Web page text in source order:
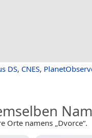
DS, CNES,
Orte namens „Dvorce“.